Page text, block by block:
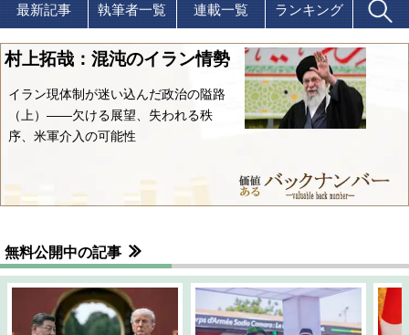
最新記事 執筆者一覧 連載一覧 ランキング
村上拓哉：混沌のイラン情勢
イラン現体制が迷い込んだ政治の隘路
（上）――欠ける展望、失われる秩
序、米軍介入の可能性
無料公開中の記事